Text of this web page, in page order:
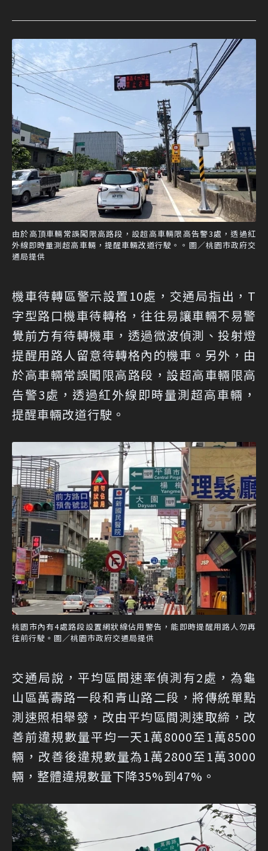
由於高頂車輛常誤闖限高路段，設超高車輛限高告警3處，透過紅
外線即時量測超高車輛，提醒車輛改道行駛。。圖／桃園市政府交
通局提供
機車待轉區警示設置10處，交通局指出，T
字型路口機車待轉格，往往易讓車輛不易警
覺前方有待轉機車，透過微波偵測、投射燈
提醒用路人留意待轉格內的機車。另外，由
於高車輛常誤闖限高路段，設超高車輛限高
告警3處，透過紅外線即時量測超高車輛，
提醒車輛改道行駛。
桃園市內有4處路段設置網狀線佔用警告，能即時提醒用路人勿再
往前行駛。圖／桃園市政府交通局提供
交通局說，平均區間速率偵測有2處，為龜
山區萬壽路一段和青山路二段，將傳統單點
測速照相舉發，改由平均區間測速取締，改
善前違規數量平均一天1萬8000至1萬8500
輛，改善後違規數量為1萬2800至1萬3000
輛，整體違規數量下降35%到47%。